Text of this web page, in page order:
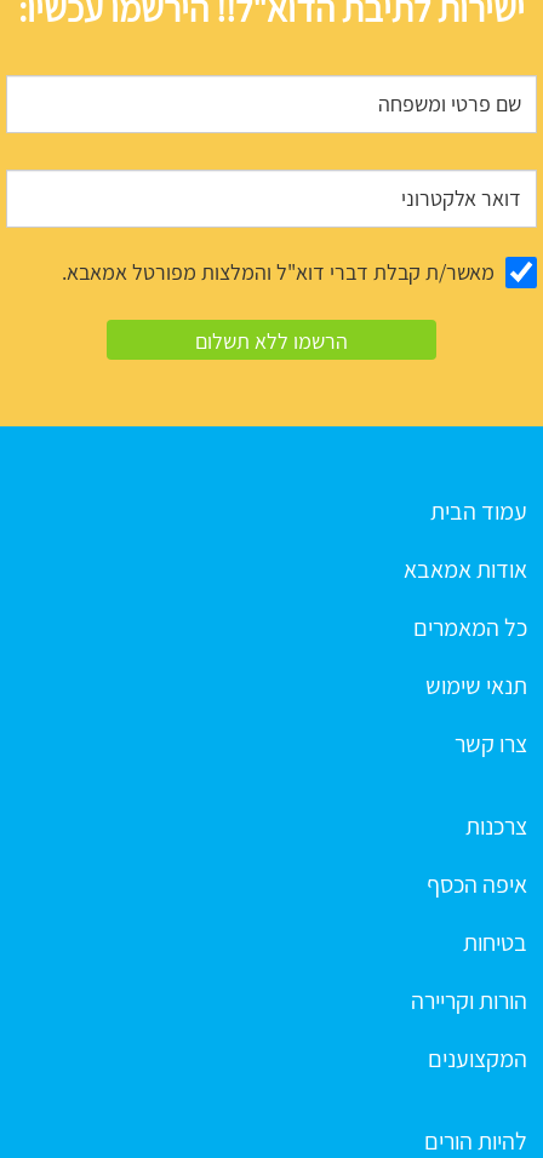
מאשר/ת קבלת דברי דוא"ל והמלצות מפורטל אמאבא.
עמוד הבית
אודות אמאבא
כל המאמרים
תנאי שימוש
צרו קשר
צרכנות
איפה הכסף
בטיחות
הורות וקריירה
המקצוענים
להיות הורים